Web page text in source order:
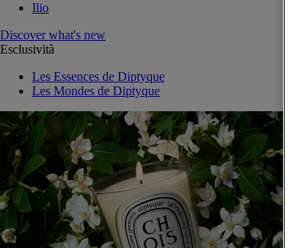
Ilio
Discover what's new
Esclusività
Les Essences de Diptyque
Les Mondes de Diptyque